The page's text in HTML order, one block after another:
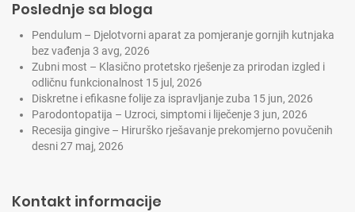
Poslednje sa bloga
Pendulum – Djelotvorni aparat za pomjeranje gornjih kutnjaka
bez vađenja 3 avg, 2026
Zubni most – Klasično protetsko rješenje za prirodan izgled i
odličnu funkcionalnost 15 jul, 2026
Diskretne i efikasne folije za ispravljanje zuba 15 jun, 2026
Parodontopatija – Uzroci, simptomi i liječenje3 jun, 2026
Recesija gingive – Hirurško rješavanje prekomjerno povučenih
desni27 maj, 2026
Kontakt informacije